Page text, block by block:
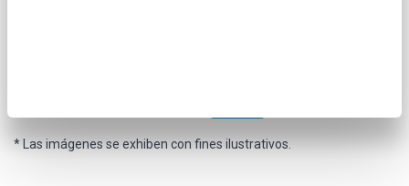
* Las imágenes se exhiben con fines ilustrativos.